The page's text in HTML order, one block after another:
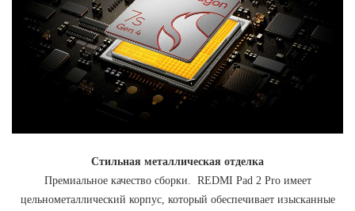
Стильная металлическая отделка
Премиальное качество сборки.
REDMI Pad 2 Pro имеет
цельнометаллический корпус, который обеспечивает изысканные